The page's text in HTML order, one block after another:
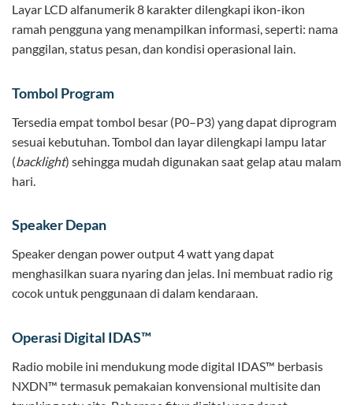
Layar LCD alfanumerik 8 karakter dilengkapi ikon-ikon
ramah pengguna yang menampilkan informasi, seperti: nama
panggilan, status pesan, dan kondisi operasional lain.
Tombol Program
Tersedia empat tombol besar (P0–P3) yang dapat diprogram
sesuai kebutuhan. Tombol dan layar dilengkapi lampu latar
(backlight) sehingga mudah digunakan saat gelap atau malam
hari.
Speaker Depan
Speaker dengan power output 4 watt yang dapat
menghasilkan suara nyaring dan jelas. Ini membuat radio rig
cocok untuk penggunaan di dalam kendaraan.
Operasi Digital IDAS™
Radio mobile ini mendukung mode digital IDAS™ berbasis
NXDN™ termasuk pemakaian konvensional multisite dan